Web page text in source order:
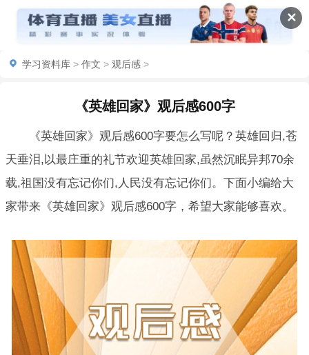
✕
学习资料库 > 作文 > 观后感 >
《英雄回家》观后感600字
《英雄回家》观后感600字要怎么写呢？英雄回归,苍
天垂泪,以最庄重的礼节欢迎英雄回家,虽然沉眠异邦70余
载,祖国没有忘记你们,人民没有忘记你们。下面小编给大
家带来《英雄回家》观后感600字，希望大家能够喜欢。